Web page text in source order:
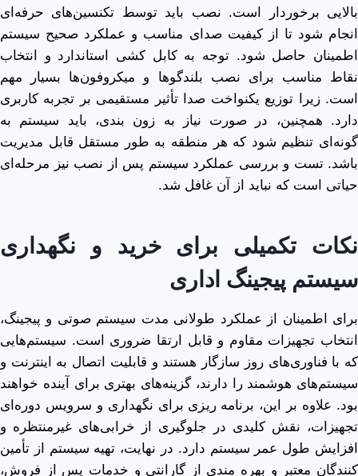
بالایی برخوردار است. نصب باید توسط تکنسین‌های حرفه‌ای
انجام شود تا از کیفیت صدای مناسب و عملکرد صحیح سیستم
اطمینان حاصل شود. توجه به کابل ‌کشی استاندارد و انتخاب
نقاط مناسب برای نصب بلندگوها و میکروفون‌ها بسیار مهم
است. زیرا توزیع یکنواخت صدا تأثیر مستقیمی بر تجربه کاربری
دارد. همچنین، در صورت نیاز به زون ‌بندی، باید سیستم به
‌گونه‌ای تنظیم شود که هر منطقه به ‌طور مستقل قابل مدیریت
باشد. تست و بررسی عملکرد سیستم پس از نصب نیز مرحله‌ای
حیاتی است که نباید از آن غافل شد.
نکات تکمیلی برای خرید و نگهداری
سیستم پیجینگ اداری
برای اطمینان از عملکرد طولانی ‌مدت سیستم صوتی و پیجینگ،
انتخاب تجهیزات مقاوم و قابل ارتقا ضروری است. سیستم‌هایی
که با فناوری‌های روز سازگار هستند و قابلیت اتصال به اینترنت و
سیستم‌های هوشمند را دارند، گزینه‌های بهتری برای آینده خواهند
بود. علاوه بر این، برنامه‌ ریزی برای نگهداری و سرویس دوره‌ای
تجهیزات، نقش کلیدی در جلوگیری از خرابی‌های غیرمنتظره و
افزایش طول عمر سیستم دارد. در نهایت، تهیه سیستم از تأمین
‌کنندگان معتبر و بهره ‌مندی از گارانتی و خدمات پس از فروش،